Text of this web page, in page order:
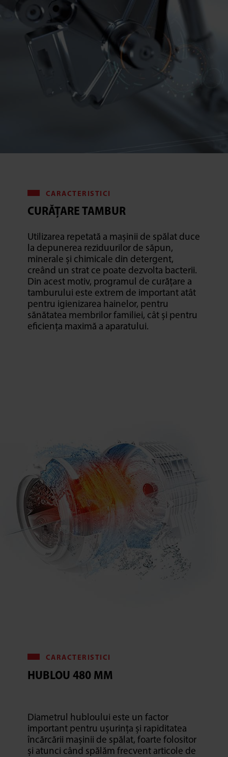
CARACTERISTICI
CURĂȚARE TAMBUR
Utilizarea repetată a mașinii de spălat duce
la depunerea reziduurilor de săpun,
minerale și chimicale din detergent,
creând un strat ce poate dezvolta bacterii.
Din acest motiv, programul de curățare a
tamburului este extrem de important atât
pentru igienizarea hainelor, pentru
sănătatea membrilor familiei, cât și pentru
eficiența maximă a aparatului.
CARACTERISTICI
HUBLOU 480 MM
Diametrul hubloului este un factor
important pentru ușurința și rapiditatea
încărcării mașinii de spălat, foarte folositor
și atunci când spălăm frecvent articole de